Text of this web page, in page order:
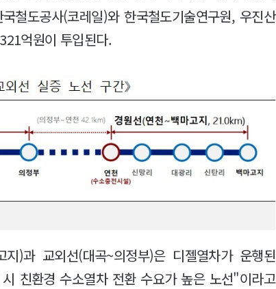
철도공사(코레일)와 한국철도기술연구원, 우진산
억원이 투입된다.
)과 교외선(대곡~의정부)은 디젤열차가 운행된
친환경 수소열차 전환 수요가 높은 노선"이라고